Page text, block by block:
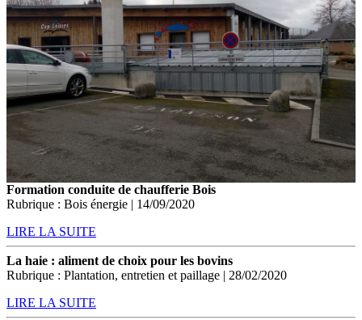
Formation conduite de chaufferie Bois
Rubrique : Bois énergie | 14/09/2020
LIRE LA SUITE
La haie : aliment de choix pour les bovins
Rubrique : Plantation, entretien et paillage | 28/02/2020
LIRE LA SUITE